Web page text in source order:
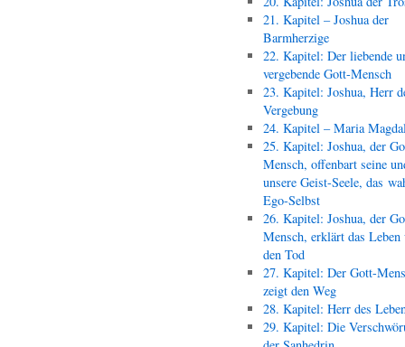
21. Kapitel – Joshua der
Barmherzige
22. Kapitel: Der liebende
vergebende Gott-Mensch
23. Kapitel: Joshua, Herr
Vergebung
24. Kapitel – Maria
25. Kapitel: Joshua, der
Mensch, offenbart seine
unsere Geist-Seele, das
Ego-Selbst
26. Kapitel: Joshua, der
Mensch, erklärt das Leben
den Tod
27. Kapitel: Der Gott-
zeigt den Weg
28. Kapitel: Herr des
29. Kapitel: Die